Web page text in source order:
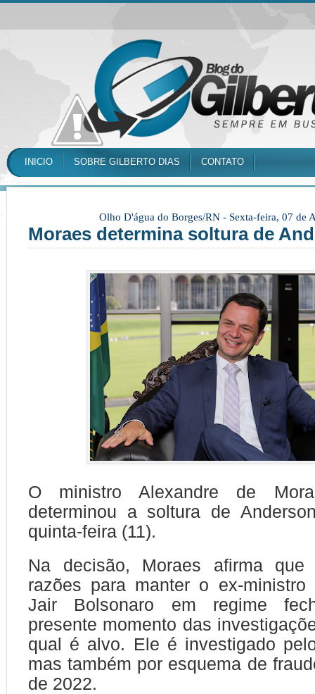
INICIO SOBRE GILBERTO DIAS CONTATO
Olho D'água do Borges/RN - Sexta-feira, 07 de
Moraes determina soltura de
O ministro Alexandre de
determinou a soltura de
quinta-feira (11).
Na decisão, Moraes afirma
razões para manter o ex-
Jair Bolsonaro em regime
presente momento das
qual é alvo. Ele é investigado
mas também por esquema de
de 2022.